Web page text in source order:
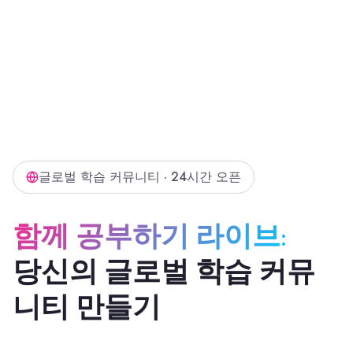
글로벌 학습 커뮤니티 · 24시간 오픈
함께 공부하기 라이브:
당신의 글로벌 학습 커뮤
니티 만들기